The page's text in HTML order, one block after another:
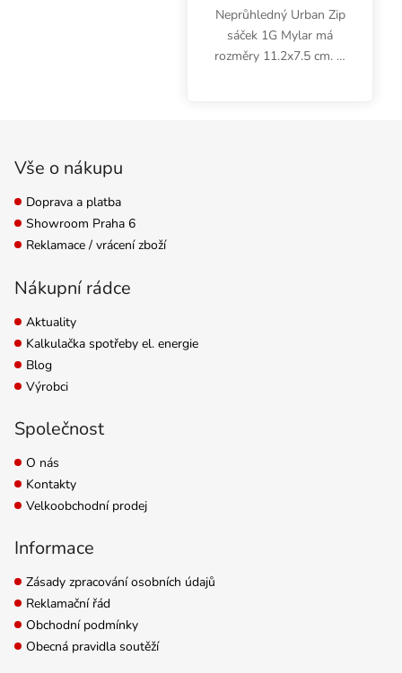
Neprůhledný Urban Zip
sáček 1G Mylar má
rozměry 11.2x7.5 cm. V
Vše o nákupu
Doprava a platba
Showroom Praha 6
Reklamace / vrácení zboží
Nákupní rádce
Aktuality
Kalkulačka spotřeby el. energie
Blog
Výrobci
Společnost
O nás
Kontakty
Velkoobchodní prodej
Informace
Zásady zpracování osobních údajů
Reklamační řád
Obchodní podmínky
Obecná pravidla soutěží